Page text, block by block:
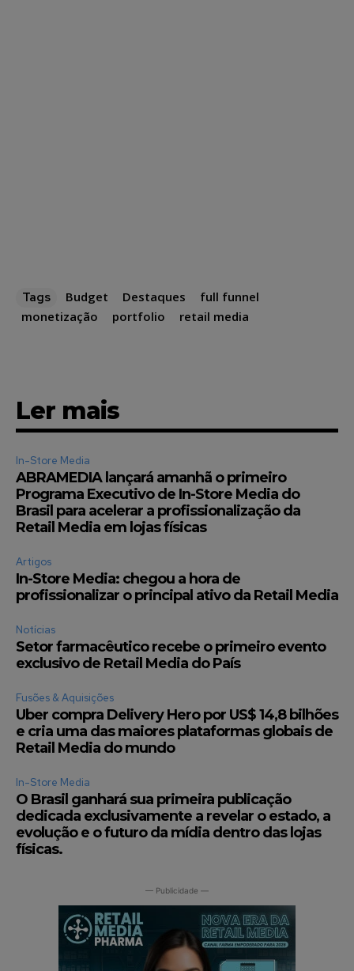
Tags Budget Destaques
full funnel
monetização
portfolio retail media
Ler mais
In-Store Media
ABRAMEDIA lançará amanhã o primeiro
Programa Executivo de In-Store Media do
Brasil para acelerar a profissionalização da
Retail Media em lojas físicas
Artigos
In-Store Media: chegou a hora de
profissionalizar o principal ativo da Retail Media
Notícias
Setor farmacêutico recebe o primeiro evento
exclusivo de Retail Media do País
Fusões & Aquisições
Uber compra Delivery Hero por US$ 14,8 bilhões
e cria uma das maiores plataformas globais de
Retail Media do mundo
In-Store Media
O Brasil ganhará sua primeira publicação
dedicada exclusivamente a revelar o estado, a
evolução e o futuro da mídia dentro das lojas
físicas.
— Publicidade —